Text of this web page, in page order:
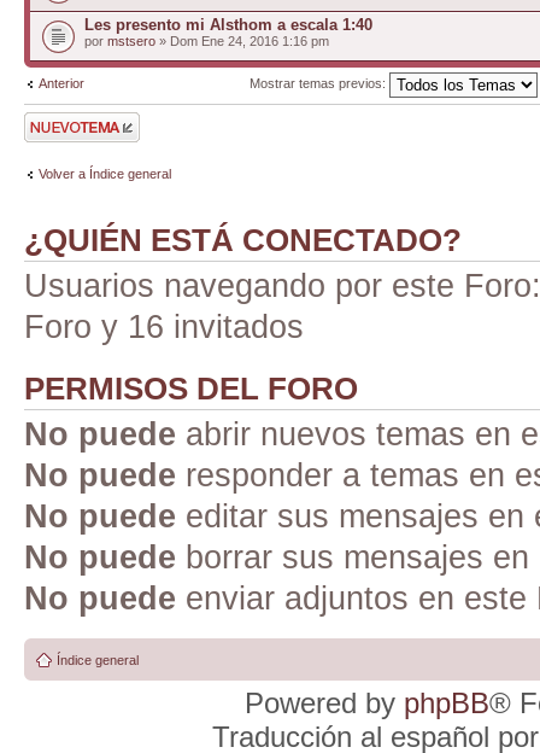
Les presento mi Alsthom a escala 1:40
por mstsero » Dom Ene 24, 2016 1:16 pm
Anterior Mostrar temas previos:
Publicar un nuevo
tema
Volver a Índice general
¿QUIÉN ESTÁ CONECTADO?
Usuarios navegando por este
Foro y 16 invitados
PERMISOS DEL FORO
No puede abrir nuevos temas en
No puede responder a temas en
No puede editar sus mensajes en
No puede borrar sus mensajes
No puede enviar adjuntos en este
Índice general
Powered by phpBB®
Traducción al español